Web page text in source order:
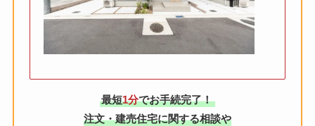
最短1分でお手続完了！
注文・建売住宅に関する相談や